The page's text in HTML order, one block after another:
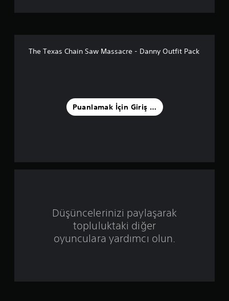
a
m
a
ı
i
The Texas Chain Saw Massacre - Danny Outfit Pack
Puanlamak İçin Giriş Yapın
Düşüncelerinizi paylaşarak
topluluktaki diğer
oyunculara yardımcı olun.